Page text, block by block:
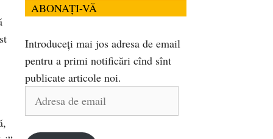
ABONAȚI-VĂ
Introduceți mai jos adresa de email
pentru a primi notificări cînd sînt
publicate articole noi.
Adresa